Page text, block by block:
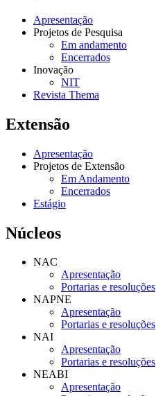
Apresentação
Projetos de Pesquisa
Em andamento
Encerrados
Inovação
NIT
Revista Thema
Extensão
Apresentação
Projetos de Extensão
Em Andamento
Encerrados
Estágio
Núcleos
NAC
Apresentação
Portarias e resoluções
NAPNE
Apresentação
Portarias e resoluções
NAI
Apresentação
Portarias e resoluções
NEABI
Apresentação